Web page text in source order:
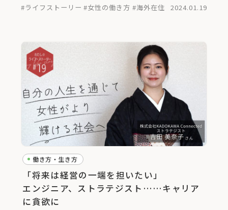
#ライフストーリー #女性の働き方 #海外在住 2024.01.19
働き方・生き方
「将来は経営の一端を担いたい」
エンジニア、ストラテジスト……キャリア
に貪欲に